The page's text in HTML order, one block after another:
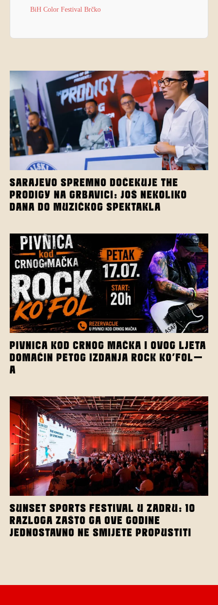
BiH Color Festival Brčko
SARAJEVO SPREMNO DOČEKUJE THE
PRODIGY NA GRBAVICI: JOŠ NEKOLIKO
DANA DO MUZIČKOG SPEKTAKLA
PIVNICA KOD CRNOG MAČKA I OVOG LJETA
DOMAĆIN PETOG IZDANJA ROCK KO’FOL-
A
SUNSET SPORTS FESTIVAL U ZADRU: 10
RAZLOGA ZAŠTO GA OVE GODINE
JEDNOSTAVNO NE SMIJETE PROPUSTITI